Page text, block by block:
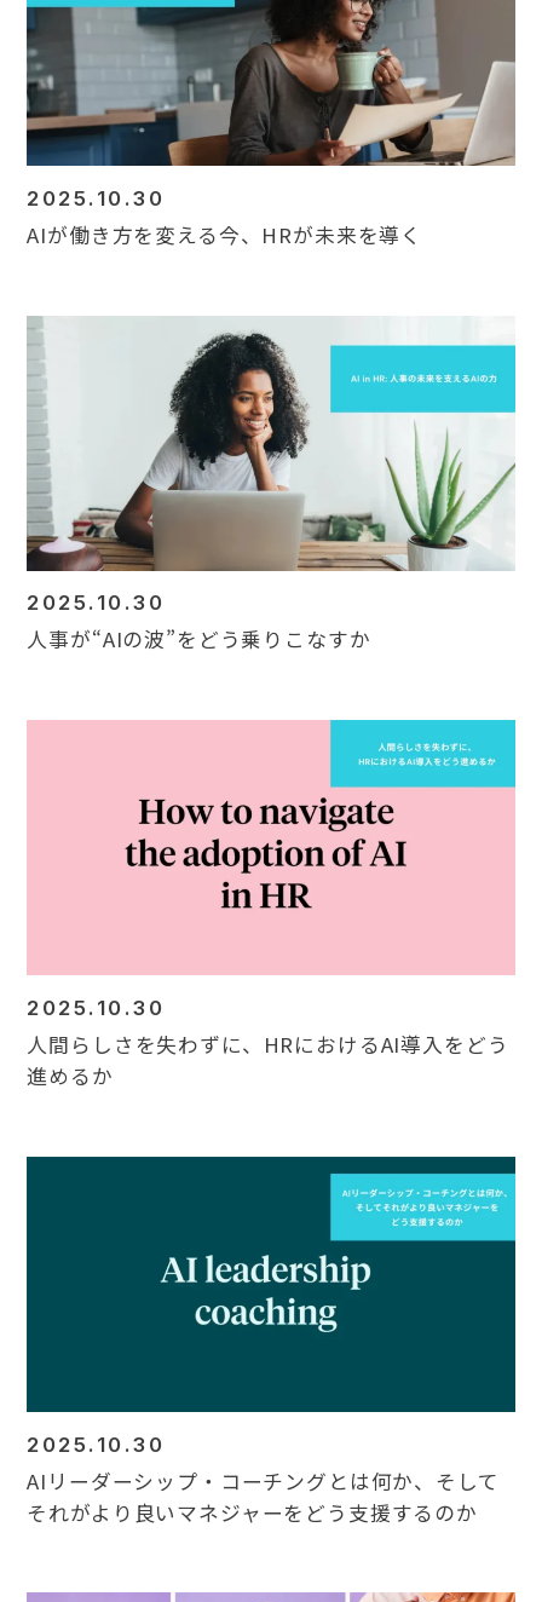
Contact
2025.10.30
AIが働き方を変える今、HRが未来を導く
2025.10.30
人事が“AIの波”をどう乗りこなすか
2025.10.30
人間らしさを失わずに、HRにおけるAI導入をどう
進めるか
2025.10.30
AIリーダーシップ・コーチングとは何か、そして
それがより良いマネジャーをどう支援するのか